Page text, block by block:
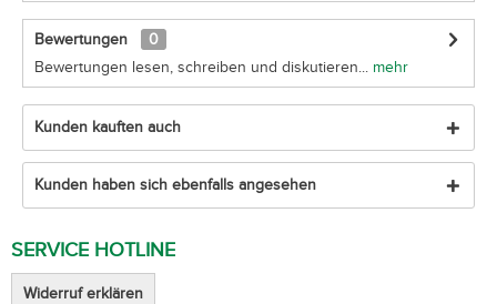
Bewertungen
0
Bewertungen lesen, schreiben und diskutieren... mehr
Kunden kauften auch
Kunden haben sich ebenfalls angesehen
SERVICE HOTLINE
Widerruf erklären